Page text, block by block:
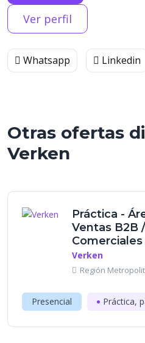
Ver perfil
Whatsapp Linkedin
Otras ofertas
Verken
Práctica -
Ventas B2B
Comerciales
Verken
Región
Presencial Práctica,